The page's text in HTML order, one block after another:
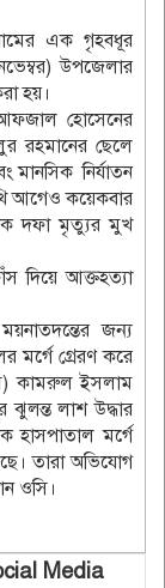
এক গৃহবধূর
উপজেলার
হয়।
হোসেনের
রহমানের ছেলে
মানসিক নির্যাতন
আগেও কয়েকবার
দফা মৃত্যুর মুখ
দিয়ে আক্তহত্যা
জন্য
মর্গে গ্রেরণ করে
কামরুল ইসলাম
ঝুলন্ত লাশ উদ্ধার
হাসপাতাল মর্গে
তারা অভিযোগ
ওসি।
Media